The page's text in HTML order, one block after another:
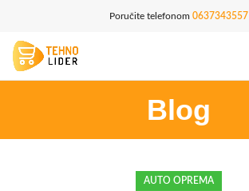
Poručite telefonom 0637343557
Blog
AUTO OPREMA